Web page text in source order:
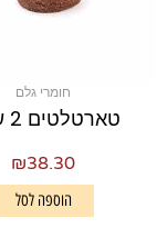
חומרי גלם
טארטלטים 2 שוקו
₪38.30
הוספה לסל